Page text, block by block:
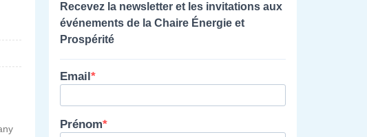
Recevez la newsletter et les invitations aux
événements de la Chaire Énergie et
Prospérité
Email
Prénom